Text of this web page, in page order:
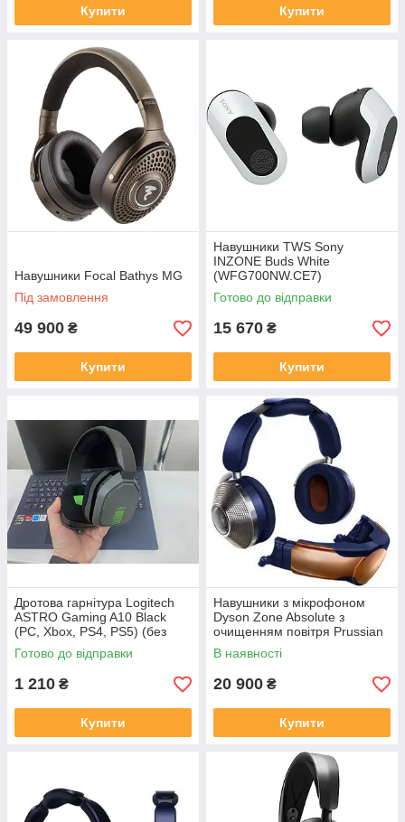
Купити Купити
Навушники Focal Bathys MG
Під замовлення
49 900 ₴
Купити
Навушники TWS Sony
INZONE Buds White
(WFG700NW.CE7)
Готово до відправки
15 670 ₴
Купити
Дротова гарнітура Logitech
ASTRO Gaming A10 Black
(PC, Xbox, PS4, PS5) (без
упаковки)
Готово до відправки
1 210 ₴
Купити
Навушники з мікрофоном
Dyson Zone Absolute з
очищенням повітря Prussian
Blue/Bright Copper (376121-
01)
В наявності
20 900 ₴
Купити